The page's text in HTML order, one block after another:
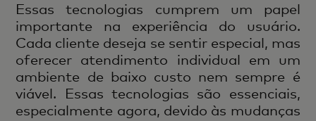
Essas tecnologias cumprem um papel
importante na experiência do usuário.
Cada cliente deseja se sentir especial, mas
oferecer atendimento individual em um
ambiente de baixo custo nem sempre é
viável. Essas tecnologias são essenciais,
especialmente agora, devido às mudanças